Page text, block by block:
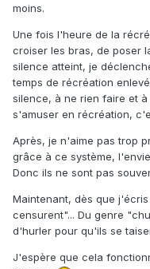
moins.
Une fois l'heure de la
croiser les bras, de poser
silence atteint, je
temps de récréation
silence, à ne rien faire et
s'amuser en récréation,
Après, je n'aime pas trop
grâce à ce système,
Donc ils ne sont pas
Maintenant, dès que j'écris
censurent"... Du genre
d'hurler pour qu'ils se
J'espère que cela